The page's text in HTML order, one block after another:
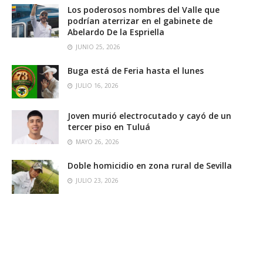
Los poderosos nombres del Valle que
podrían aterrizar en el gabinete de
Abelardo De la Espriella
JUNIO 25, 2026
Buga está de Feria hasta el lunes
JULIO 16, 2026
Joven murió electrocutado y cayó de un
tercer piso en Tuluá
MAYO 26, 2026
Doble homicidio en zona rural de Sevilla
JULIO 23, 2026